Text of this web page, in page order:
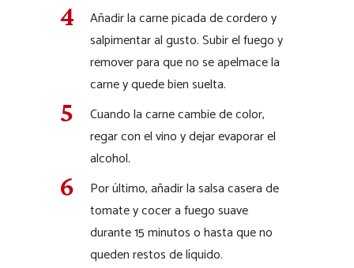
Añadir la carne picada de cordero y
salpimentar al gusto. Subir el fuego y
remover para que no se apelmace la
carne y quede bien suelta.
Cuando la carne cambie de color,
regar con el vino y dejar evaporar el
alcohol.
Por último, añadir la salsa casera de
tomate y cocer a fuego suave
durante 15 minutos o hasta que no
queden restos de líquido.